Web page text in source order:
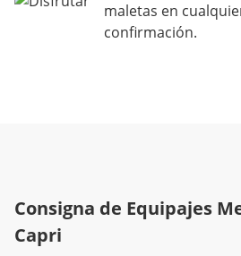
Consigna de Equipajes
Capri
maletas en
confirmación.